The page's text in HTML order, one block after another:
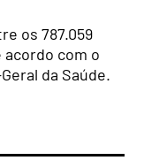
os 787.059
com o
da Saúde.